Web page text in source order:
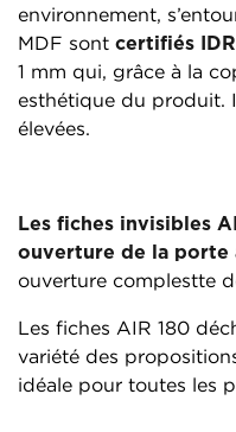
environnement,
MDF sont certifiés
1 mm qui, grâce à la
esthétique du produit.
élevées.
Les fiches invisibles
ouverture de la porte
ouverture complestte
Les fiches AIR 180
variété des
idéale pour toutes les